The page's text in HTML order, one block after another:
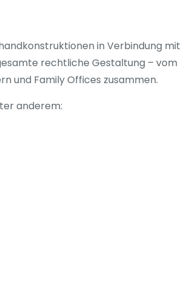
in Verbindung mit
rechtliche Gestaltung – vom
und Family Offices zusammen.
anderem: